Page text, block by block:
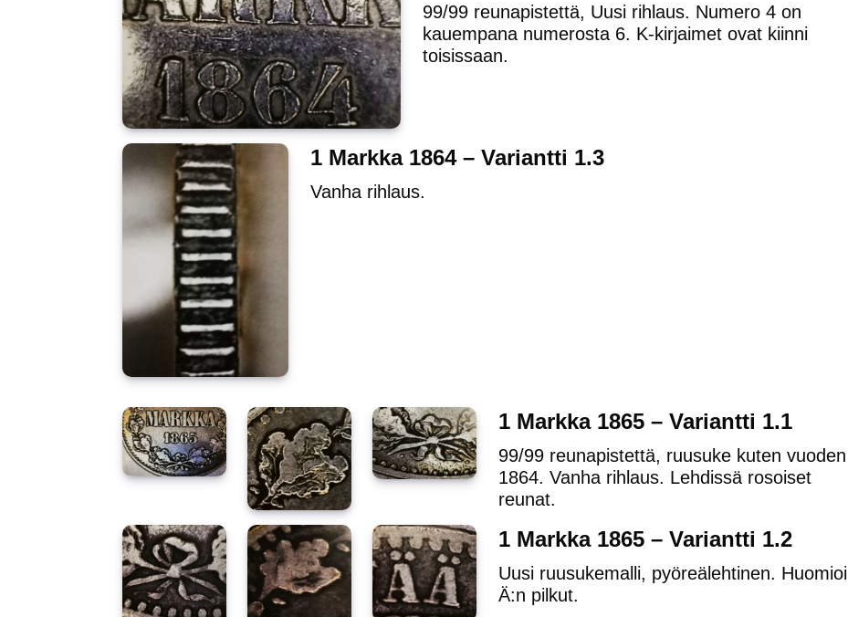
99/99 reunapistettä, Uusi rihlaus. Numero 4 on
kauempana numerosta 6. K-kirjaimet ovat kiinni
toisissaan.
1 Markka 1864 – Variantti 1.3
Vanha rihlaus.
1 Markka 1865 – Variantti 1.1
99/99 reunapistettä, ruusuke kuten vuoden
1864. Vanha rihlaus. Lehdissä rosoiset
reunat.
1 Markka 1865 – Variantti 1.2
Uusi ruusukemalli, pyöreälehtinen. Huomioi
Ä:n pilkut.